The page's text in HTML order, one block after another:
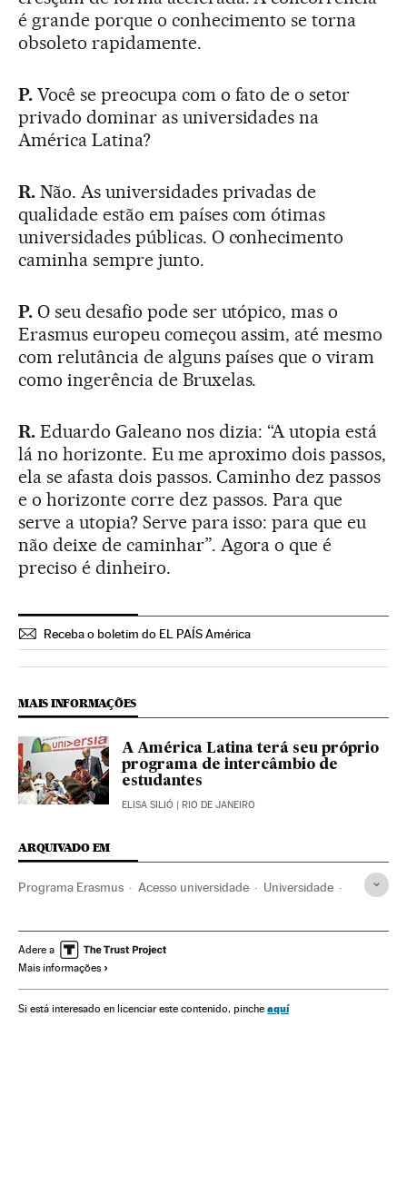
é grande porque o conhecimento se torna
obsoleto rapidamente.
P.Você se preocupa com o fato de o setor
privado dominar as universidades na
América Latina?
R.Não. As universidades privadas de
qualidade estão em países com ótimas
universidades públicas. O conhecimento
caminha sempre junto.
P.O seu desafio pode ser utópico, mas o
Erasmus europeu começou assim, até mesmo
com relutância de alguns países que o viram
como ingerência de Bruxelas.
R.Eduardo Galeano nos dizia: “A utopia está
lá no horizonte. Eu me aproximo dois passos,
ela se afasta dois passos. Caminho dez passos
e o horizonte corre dez passos. Para que
serve a utopia? Serve para isso: para que eu
não deixe de caminhar”. Agora o que é
preciso é dinheiro.
Receba o boletim do EL PAÍS América
MAIS INFORMAÇÕES
A América Latina terá seu próprio
programa de intercâmbio de
estudantes
ELISA SILIÓ | RIO DE JANEIRO
ARQUIVADO EM
Programa Erasmus Acesso universidade Universidade
Educação superior Espanha
Sistema educativo
Relações exteriores Política Sociedade
Adere a
Mais informações
Si está interesado en licenciar este contenido, pinche aquí